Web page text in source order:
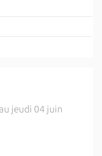
jeudi 04 juin